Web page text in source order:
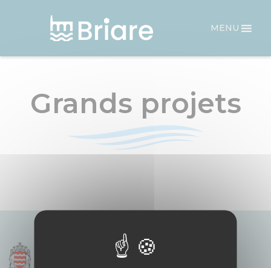
MENU
Grands projets